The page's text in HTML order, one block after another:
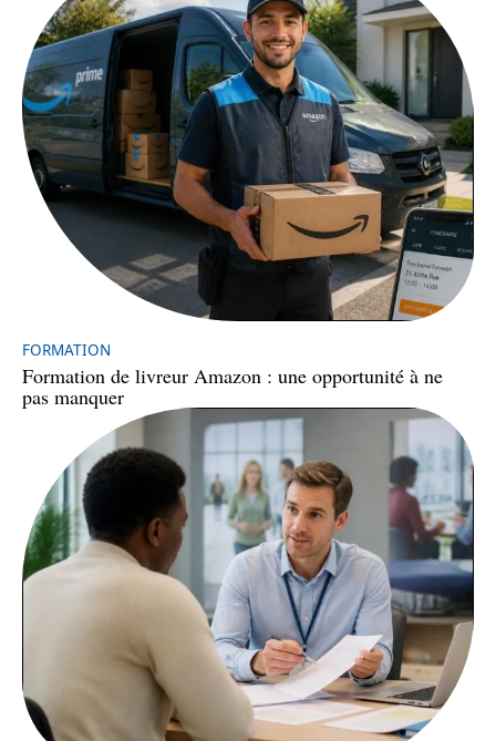
FORMATION
Formation de livreur Amazon : une opportunité à ne
pas manquer